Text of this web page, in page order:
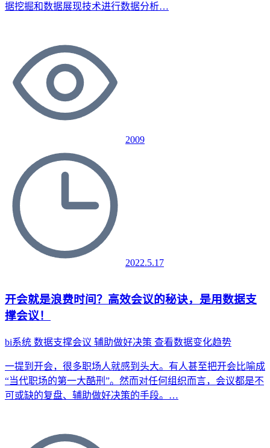
据挖掘和数据展现技术进行数据分析…
2009
2022.5.17
开会就是浪费时间？高效会议的秘诀，是用数据支
撑会议！
bi系统 数据支撑会议 辅助做好决策 查看数据变化趋势
一提到开会，很多职场人就感到头大。有人甚至把开会比喻成
“当代职场的第一大酷刑”。然而对任何组织而言，会议都是不
可或缺的复盘、辅助做好决策的手段。…